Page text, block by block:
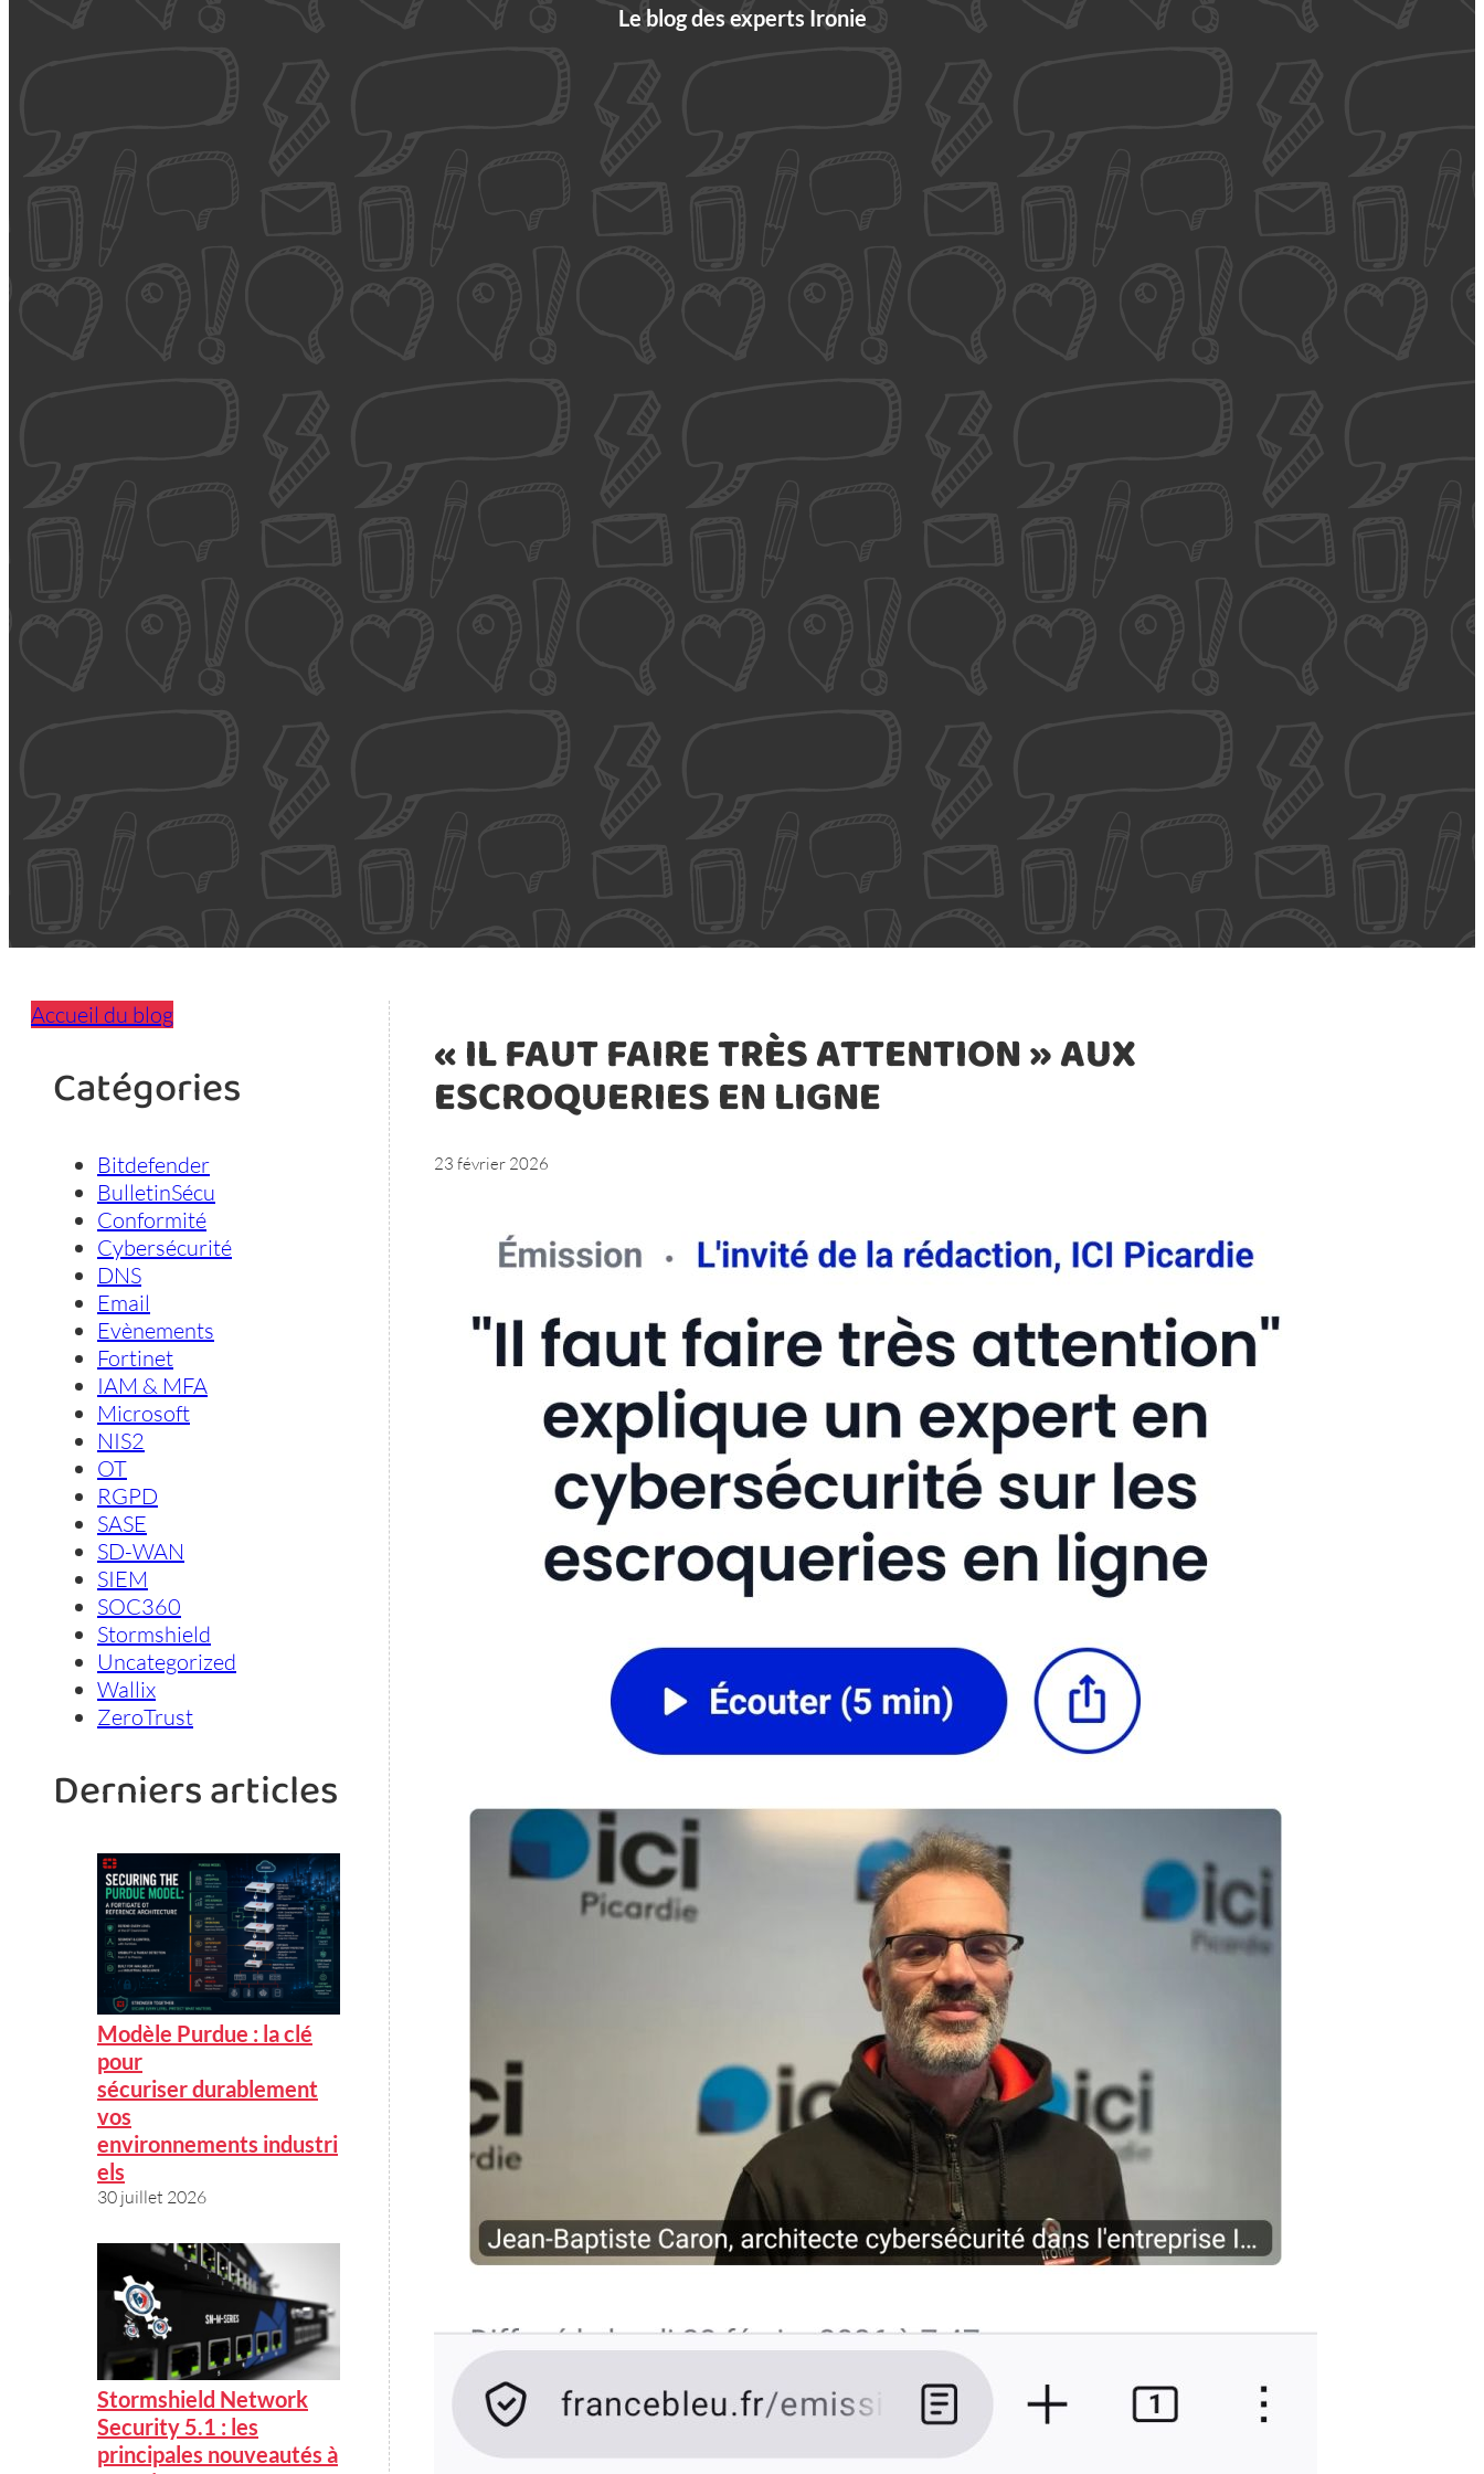
Le blog des experts Ironie
Accueil du blog
Catégories
Bitdefender
BulletinSécu
Conformité
Cybersécurité
DNS
Email
Evènements
Fortinet
IAM & MFA
Microsoft
NIS2
OT
RGPD
SASE
SD-WAN
SIEM
SOC360
Stormshield
Uncategorized
Wallix
ZeroTrust
Derniers articles
Modèle Purdue : la clé
pour
sécuriser durablement
vos
environnements industri
els
30 juillet 2026
Stormshield Network
Security 5.1 : les
principales nouveautés à
« IL FAUT FAIRE TRÈS ATTENTION » AUX
ESCROQUERIES EN LIGNE
23 février 2026